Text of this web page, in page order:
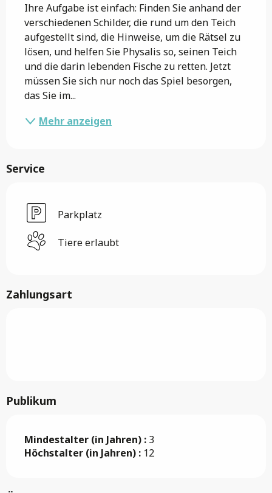
Ihre Aufgabe ist einfach: Finden Sie anhand der
verschiedenen Schilder, die rund um den Teich
aufgestellt sind, die Hinweise, um die Rätsel zu
lösen, und helfen Sie Physalis so, seinen Teich
und die darin lebenden Fische zu retten. Jetzt
müssen Sie sich nur noch das Spiel besorgen,
das Sie im...
Mehr anzeigen
Service
Parkplatz
Tiere erlaubt
Zahlungsart
Publikum
Mindestalter (in Jahren) : 3
Höchstalter (in Jahren) : 12